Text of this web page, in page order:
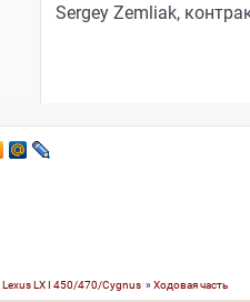
Sergey Zemliak,
Lexus LX I 450/470/Cygnus» Ходовая часть